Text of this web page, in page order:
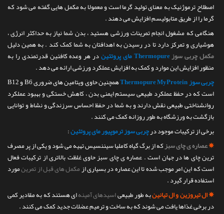
اصطلاح ترموژنیک به معنای تولید گرما است و معمولا به مکمل هایی گفته می شود که
گرما را از طریق متابولیسم افزایش می دهند .
هنگامی که مشغول انجام تمرینات ورزشی هستید ، بدن شما نیاز به حداکثر انرژی ،
هوشیاری و تمرکز دارد تا در رسیدن به اهدافتان به شما کمک کند . به همین دلیل
مکمل چربی سوزThermopure مای پروتئین
در هر وعده کافئین قدرتمندی را به
منظور افزایش این موارد و کمک به افزایش عملکرد ورزشی ارائه می دهد .
چربی سوز Thermopure MyProtein
همچنین حاوی ویتامین های ضروری B6 و B12
است که در حفظ عملکرد طبیعی سیستم ایمنی بدن ، کاهش خستگی و بهبود عملکرد
روانشناختی طبیعی نقش دارند و به شما در حفظ احساس سرزندگی و نشاط و توانایی
بازگشت به ورزشگاه به طور روزانه کمک می کنند .
برخی از ترکیبات موجود درچربی سوز ترموپیور مای پروتئین:
✵عصاره ی چای سبزکه از برگ گیاه کاملیا سیننسیس تهیه می شود و یکی از پر مصرف
ترین چای ها در جهان است . عصاره ی چای سبز حاوی غلظت بالاتری از ترکیبات فعال
است که این امر موجب شده تا این عصاره در بسیاری ازمکمل های قبل از تمرینمورد
استفاده قرار گیرد .
✵ال تیروزین و ال تیانینبه طور طبیعیاسیدهای آمینهای هستند که به مقادیر کمی
در برخی غذاها یافت می شوند که به ساخت و ترمیم عضلات جدید کمک می کنند .